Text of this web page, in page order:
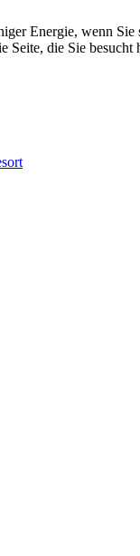
Energie, wenn Sie
die Sie besucht